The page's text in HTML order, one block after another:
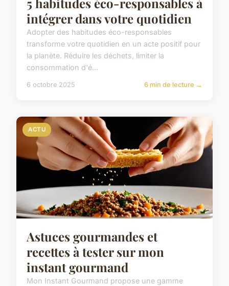
intégrer dans votre quotidien
Adopter des habitudes éco-responsables
transforme votre quotidien en un acte positif pour
la planète. Réduire les déchets, limiter la
consommation d'é...
6 octobre 2025 6 min de lecture →
ACTU
Astuces gourmandes et
recettes à tester sur mon
instant gourmand
Mon Instant Gourmand propose une gamme